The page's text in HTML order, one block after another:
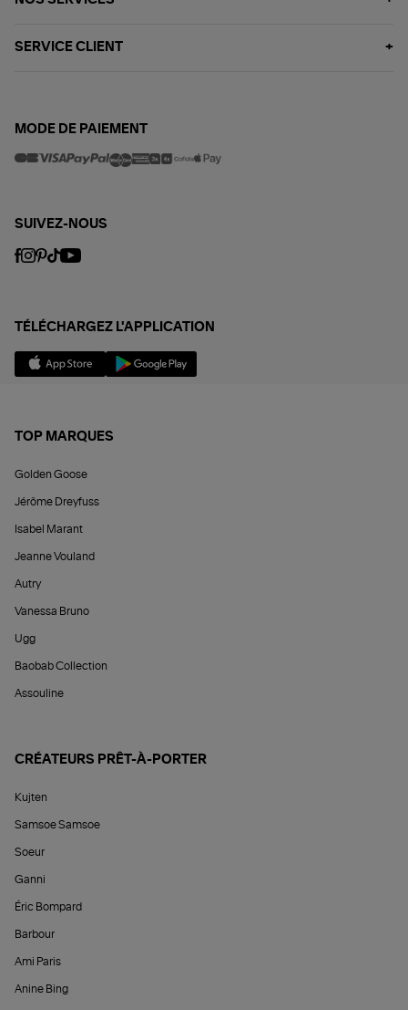
SERVICE CLIENT
MODE DE PAIEMENT
SUIVEZ-NOUS
TÉLÉCHARGEZ L'APPLICATION
TOP MARQUES
Golden Goose
Jérôme Dreyfuss
Isabel Marant
Jeanne Vouland
Autry
Vanessa Bruno
Ugg
Baobab Collection
Assouline
CRÉATEURS PRÊT-À-PORTER
Kujten
Samsoe Samsoe
Soeur
Ganni
Éric Bompard
Barbour
Ami Paris
Anine Bing